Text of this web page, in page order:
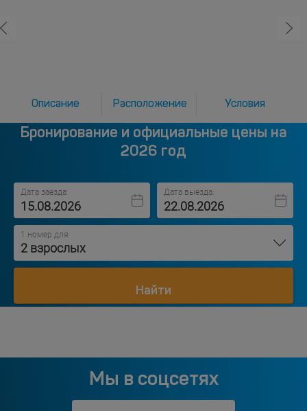
Описание Расположение Условия
Бронирование и официальные цены на
2026 год
Дата заезда: Дата выезда:
1 номер для
2 взрослых
Найти
Мы в соцсетях